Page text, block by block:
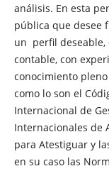
análisis. En esta
pública que desee
un perfil deseable,
contable, con
conocimiento
como lo son el
Internacional de
Internacionales de
para Atestiguar y
en su caso las